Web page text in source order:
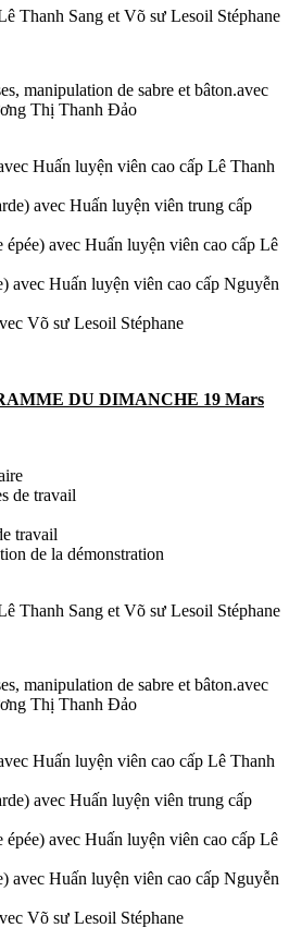
Thanh Sang et Võ sư Lesoil Stéphane
manipulation de sabre et bâton.avec
Thị Thanh Đảo
Huấn luyện viên cao cấp Lê Thanh
avec Huấn luyện viên trung cấp
avec Huấn luyện viên cao cấp Lê
avec Huấn luyện viên cao cấp Nguyễn
Võ sư Lesoil Stéphane
DU DIMANCHE 19 Mars
de travail
travail
de la démonstration
Thanh Sang et Võ sư Lesoil Stéphane
manipulation de sabre et bâton.avec
Thị Thanh Đảo
Huấn luyện viên cao cấp Lê Thanh
avec Huấn luyện viên trung cấp
avec Huấn luyện viên cao cấp Lê
avec Huấn luyện viên cao cấp Nguyễn
Võ sư Lesoil Stéphane